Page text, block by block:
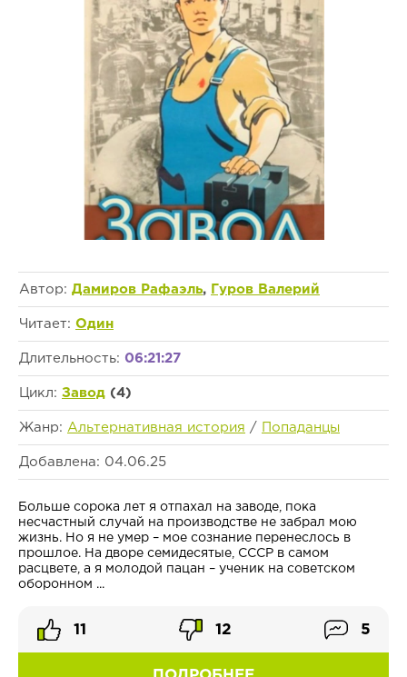
Автор: Дамиров Рафаэль, Гуров Валерий
Читает: Один
Длительность: 06:21:27
Цикл: Завод (4)
Жанр: Альтернативная история / Попаданцы
Добавлена: 04.06.25
Больше сорока лет я отпахал на заводе, пока
несчастный случай на производстве не забрал мою
жизнь. Но я не умер – мое сознание перенеслось в
прошлое. На дворе семидесятые, СССР в самом
расцвете, а я молодой пацан – ученик на советском
оборонном ...
11 12 5